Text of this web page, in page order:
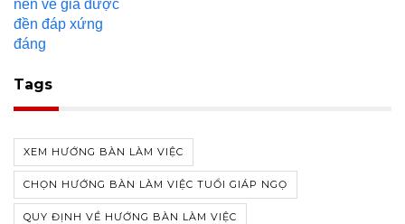
Tags
XEM HƯỚNG BÀN LÀM VIỆC
CHỌN HƯỚNG BÀN LÀM VIỆC TUỔI GIÁP NGỌ
QUY ĐỊNH VỀ HƯỚNG BÀN LÀM VIỆC